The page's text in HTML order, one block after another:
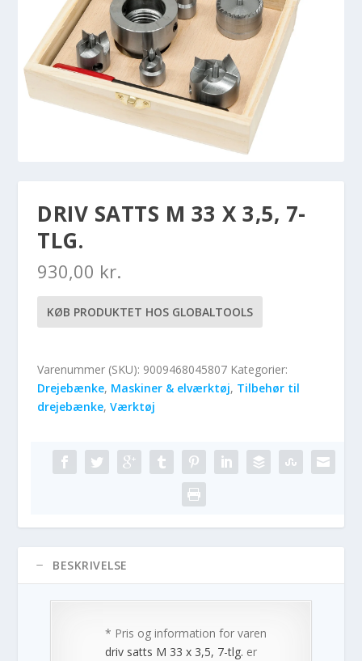
DRIV SATTS M 33 X 3,5, 7-
TLG.
930,00 kr.
KØB PRODUKTET HOS GLOBALTOOLS
Varenummer (SKU): 9009468045807 Kategorier:
Drejebænke, Maskiner & elværktøj, Tilbehør til
drejebænke,Værktøj
BESKRIVELSE
* Pris og information for varen
driv satts M 33 x 3,5, 7-tlg. er